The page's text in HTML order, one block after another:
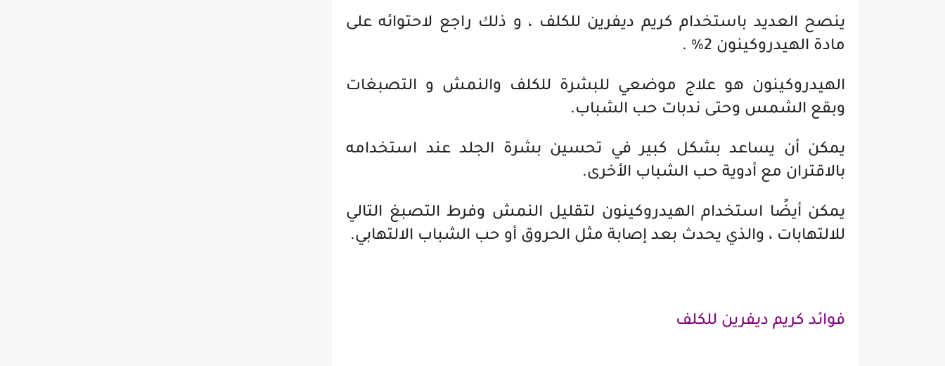
ينصح العديد باستخدام كريم ديفرين للكلف ، و ذلك راجع لاحتوائه على
مادة الهيدروكينون 2% .
الهيدروكينون هو علاج موضعي للبشرة للكلف والنمش و التصبغات
وبقع الشمس وحتى ندبات حب الشباب.
يمكن أن يساعد بشكل كبير في تحسين بشرة الجلد عند استخدامه
بالاقتران مع أدوية حب الشباب الأخرى.
يمكن أيضًا استخدام الهيدروكينون لتقليل النمش وفرط التصبغ التالي
للالتهابات ، والذي يحدث بعد إصابة مثل الحروق أو حب الشباب الالتهابي.
فوائد كريم ديفرين للكلف